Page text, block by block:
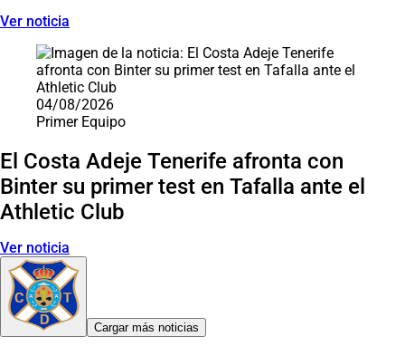
Ver noticia
04/08/2026
Primer Equipo
El Costa Adeje Tenerife afronta con
Binter su primer test en Tafalla ante el
Athletic Club
Ver noticia
Cargar más noticias